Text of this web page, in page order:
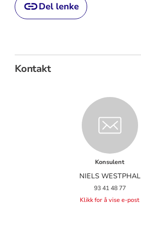
Del lenke
Kontakt
Konsulent
NIELS WESTPHAL
93 41 48 77
Klikk for å vise e-post